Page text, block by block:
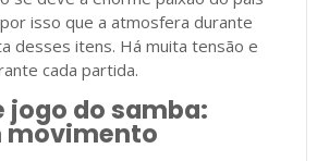
isso que a atmosfera durante
desses itens. Há muita tensão e
cada partida.
jogo do samba:
movimento